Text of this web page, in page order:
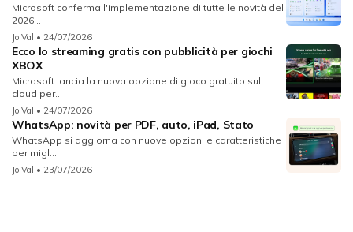
Microsoft conferma l'implementazione di tutte le novità del
2026...
Jo Val • 24/07/2026
Ecco lo streaming gratis con pubblicità per giochi
XBOX
Microsoft lancia la nuova opzione di gioco gratuito sul
cloud per...
Jo Val • 24/07/2026
WhatsApp: novità per PDF, auto, iPad, Stato
WhatsApp si aggiorna con nuove opzioni e caratteristiche
per migl...
Jo Val • 23/07/2026